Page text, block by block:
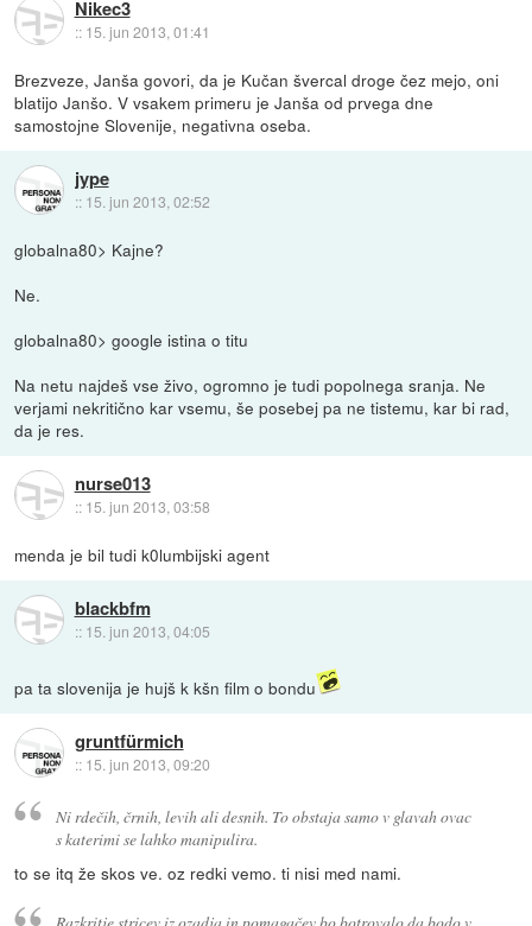
Nikec3
:: 15. jun 2013, 01:41
Brezveze, Janša govori, da je Kučan švercal droge čez mejo, oni
blatijo Janšo. V vsakem primeru je Janša od prvega dne
samostojne Slovenije, negativna oseba.
jype
:: 15. jun 2013, 02:52
globalna80> Kajne?
Ne.
globalna80> google istina o titu
Na netu najdeš vse živo, ogromno je tudi popolnega sranja. Ne
verjami nekritično kar vsemu, še posebej pa ne tistemu, kar bi rad,
da je res.
nurse013
:: 15. jun 2013, 03:58
menda je bil tudi k0lumbijski agent
blackbfm
:: 15. jun 2013, 04:05
pa ta slovenija je hujš k kšn film o bondu
gruntfürmich
:: 15. jun 2013, 09:20
Ni rdečih, črnih, levih ali desnih. To obstaja samo v glavah ovac
s katerimi se lahko manipulira.
to se itq že skos ve. oz redki vemo. ti nisi med nami.